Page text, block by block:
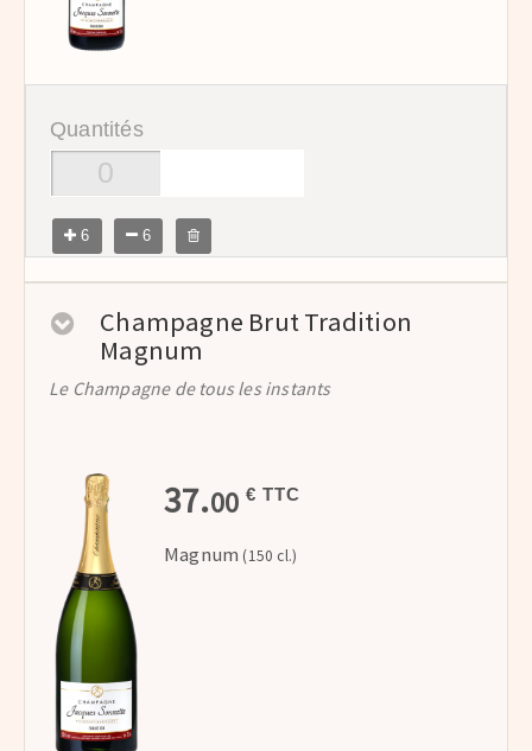
Quantités
6 6
Champagne Brut Tradition
Magnum
Le Champagne de tous les instants
37.00 € TTC
Magnum (150 cl.)